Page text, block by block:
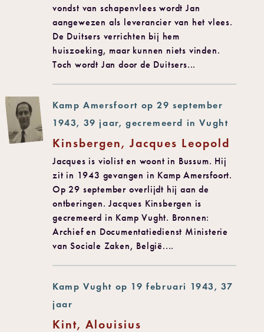
vondst van schapenvlees wordt Jan
aangewezen als leverancier van het vlees.
De Duitsers verrichten bij hem
huiszoeking, maar kunnen niets vinden.
Toch wordt Jan door de Duitsers...
Kamp Amersfoort op 29 september
1943, 39 jaar, gecremeerd in Vught
Kinsbergen, Jacques Leopold
Jacques is violist en woont in Bussum. Hij
zit in 1943 gevangen in Kamp Amersfoort.
Op 29 september overlijdt hij aan de
ontberingen. Jacques Kinsbergen is
gecremeerd in Kamp Vught. Bronnen:
Archief en Documentatiedienst Ministerie
van Sociale Zaken, België....
Kamp Vught op 19 februari 1943, 37
jaar
Kint, Alouisius